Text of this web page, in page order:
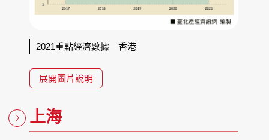
2021重點經濟數據—香港
展開圖片說明
上海